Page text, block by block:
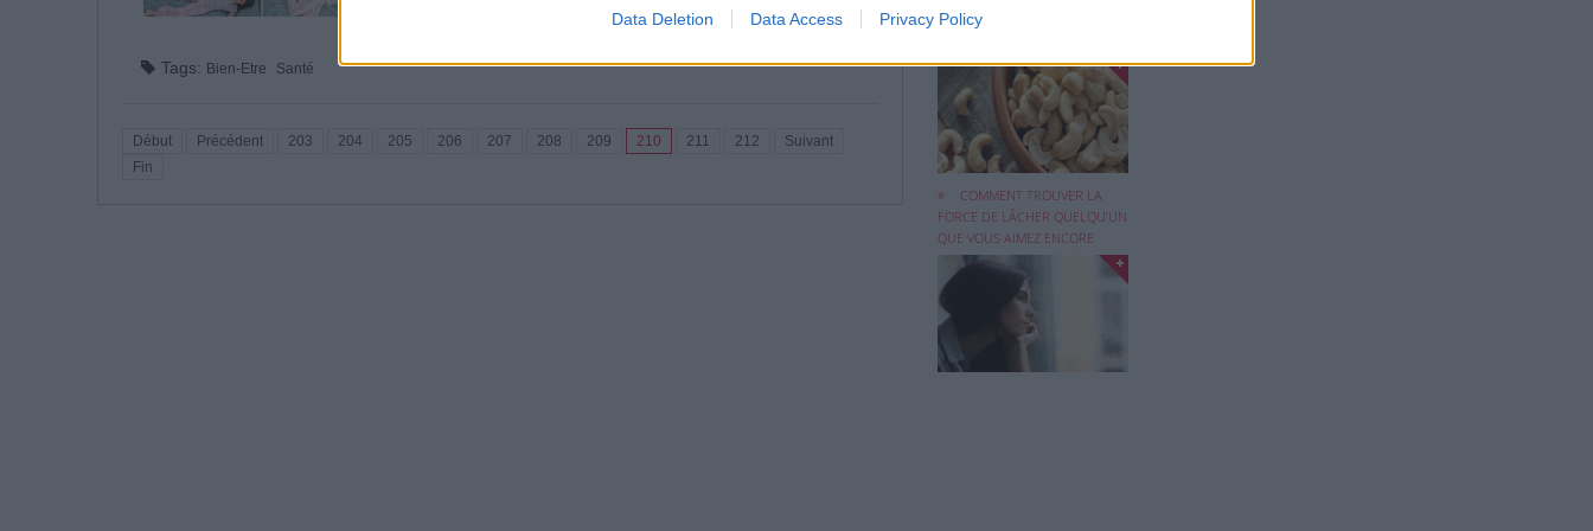
Data Deletion Data Access Privacy Policy
Tags: Bien-Etre Santé
Début Précédent 203 204 205 206 207 208 209 210 211 212
Suivant
Fin
MANGER DES NOIX DE CAJOU
COMMENT TROUVER LA
FORCE DE LÂCHER QUELQU’UN
QUE VOUS AIMEZ ENCORE
Lâcher quelqu’un que
l’on aime encore ...